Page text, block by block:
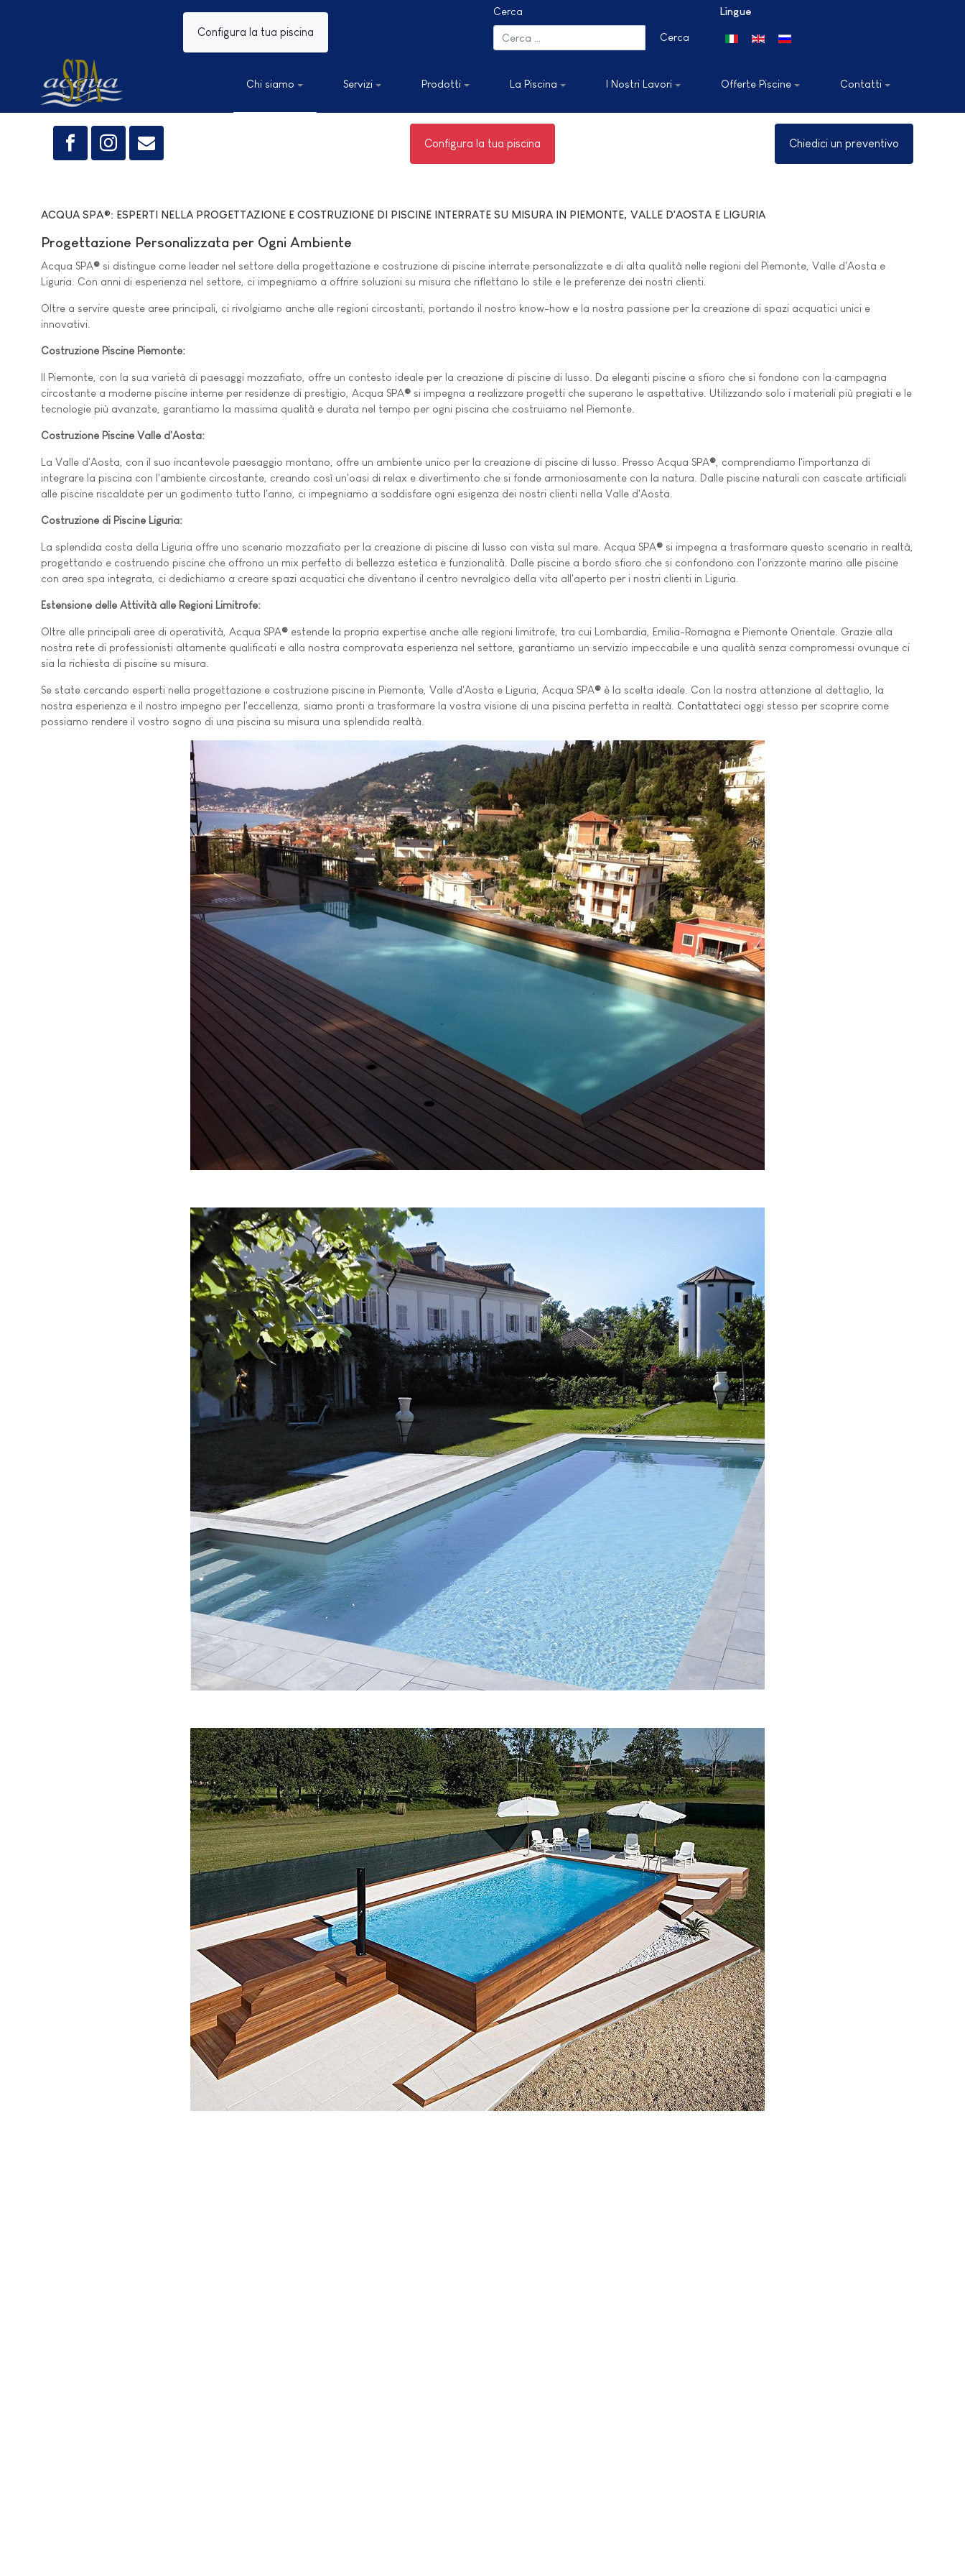
Configura la tua piscina
Cerca
Cerca
Lingue
Seleziona la tua lingua
Chi siamo Servizi Prodotti La Piscina I Nostri Lavori Offerte Piscine Contatti
Configura la tua piscina Chiedici un preventivo
ACQUA SPA®: ESPERTI NELLA PROGETTAZIONE E COSTRUZIONE DI PISCINE INTERRATE SU MISURA IN PIEMONTE, VALLE D'AOSTA E LIGURIA
Progettazione Personalizzata per Ogni Ambiente
Acqua SPA® si distingue come leader nel settore della progettazione e costruzione di piscine interrate personalizzate e di alta qualità nelle regioni del Piemonte, Valle d'Aosta e
Liguria. Con anni di esperienza nel settore, ci impegniamo a offrire soluzioni su misura che riflettano lo stile e le preferenze dei nostri clienti.
Oltre a servire queste aree principali, ci rivolgiamo anche alle regioni circostanti, portando il nostro know-how e la nostra passione per la creazione di spazi acquatici unici e
innovativi.
Costruzione Piscine Piemonte:
Il Piemonte, con la sua varietà di paesaggi mozzafiato, offre un contesto ideale per la creazione di piscine di lusso. Da eleganti piscine a sfioro che si fondono con la campagna
circostante a moderne piscine interne per residenze di prestigio, Acqua SPA® si impegna a realizzare progetti che superano le aspettative. Utilizzando solo i materiali più pregiati e le
tecnologie più avanzate, garantiamo la massima qualità e durata nel tempo per ogni piscina che costruiamo nel Piemonte.
Costruzione Piscine Valle d'Aosta:
La Valle d'Aosta, con il suo incantevole paesaggio montano, offre un ambiente unico per la creazione di piscine di lusso. Presso Acqua SPA® , comprendiamo l'importanza di
integrare la piscina con l'ambiente circostante, creando così un'oasi di relax e divertimento che si fonde armoniosamente con la natura. Dalle piscine naturali con cascate artificiali
alle piscine riscaldate per un godimento tutto l'anno, ci impegniamo a soddisfare ogni esigenza dei nostri clienti nella Valle d'Aosta.
Costruzione di Piscine Liguria:
La splendida costa della Liguria offre uno scenario mozzafiato per la creazione di piscine di lusso con vista sul mare. Acqua SPA® si impegna a trasformare questo scenario in realtà,
progettando e costruendo piscine che offrono un mix perfetto di bellezza estetica e funzionalità. Dalle piscine a bordo sfioro che si confondono con l'orizzonte marino alle piscine
con area spa integrata, ci dedichiamo a creare spazi acquatici che diventano il centro nevralgico della vita all'aperto per i nostri clienti in Liguria.
Estensione delle Attività alle Regioni Limitrofe:
Oltre alle principali aree di operatività, Acqua SPA® estende la propria expertise anche alle regioni limitrofe, tra cui Lombardia, Emilia-Romagna e Piemonte Orientale. Grazie alla
nostra rete di professionisti altamente qualificati e alla nostra comprovata esperienza nel settore, garantiamo un servizio impeccabile e una qualità senza compromessi ovunque ci
sia la richiesta di piscine su misura.
Se state cercando esperti nella progettazione e costruzione piscine in Piemonte, Valle d'Aosta e Liguria, Acqua SPA® è la scelta ideale. Con la nostra attenzione al dettaglio, la
nostra esperienza e il nostro impegno per l'eccellenza, siamo pronti a trasformare la vostra visione di una piscina perfetta in realtà. Contattateci oggi stesso per scoprire come
possiamo rendere il vostro sogno di una piscina su misura una splendida realtà.